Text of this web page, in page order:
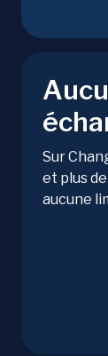
Sur
et plus
aucune